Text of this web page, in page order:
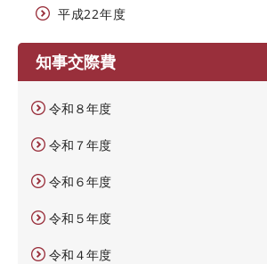
平成22年度
知事交際費
令和８年度
令和７年度
令和６年度
令和５年度
令和４年度